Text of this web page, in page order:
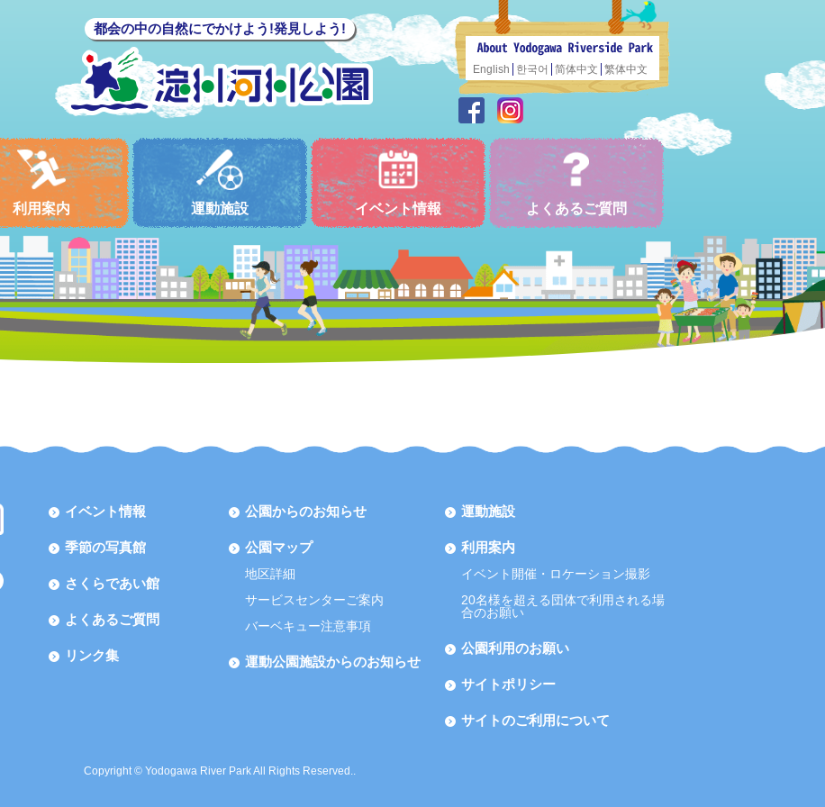
都会の中の自然にでかけよう!発見しよう!
English 한국어 简体中文 繁体中文
利用案内 運動施設 イベント情報 よくあるご質問
イベント情報
季節の写真館
さくらであい館
よくあるご質問
リンク集
公園からのお知らせ
公園マップ
地区詳細
サービスセンターご案内
バーベキュー注意事項
運動公園施設からのお知らせ
運動施設
利用案内
イベント開催・ロケーション撮影
20名様を超える団体で利用される場
合のお願い
公園利用のお願い
サイトポリシー
サイトのご利用について
Copyright © Yodogawa River Park All Rights Reserved..